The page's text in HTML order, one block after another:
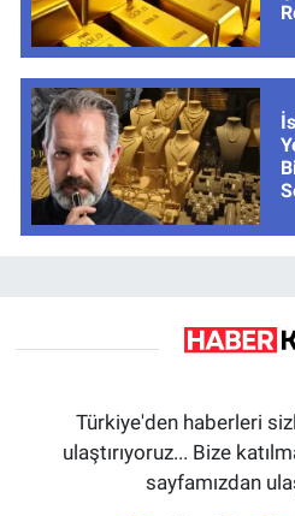
Türkiye'den haberleri
ulaştırıyoruz... Bize
sayfamızdan